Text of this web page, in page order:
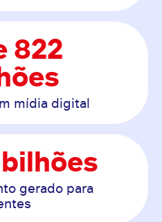
822
mídia digital
gerado para